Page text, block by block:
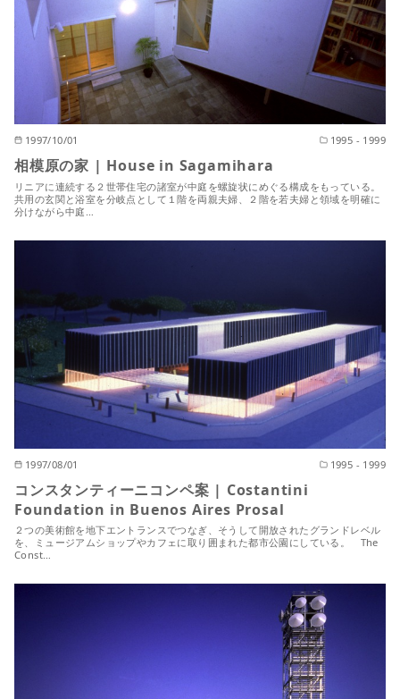
1997/10/01 1995 - 1999
相模原の家 | House in Sagamihara
リニアに連続する２世帯住宅の諸室が中庭を螺旋状にめぐる構成をもっている。
共用の玄関と浴室を分岐点として１階を両親夫婦、２階を若夫婦と領域を明確に
分けながら中庭…
1997/08/01 1995 - 1999
コンスタンティーニコンペ案 | Costantini
Foundation in Buenos Aires Prosal
２つの美術館を地下エントランスでつなぎ、そうして開放されたグランドレベル
を、ミュージアムショップやカフェに取り囲まれた都市公園にしている。 The
Const…